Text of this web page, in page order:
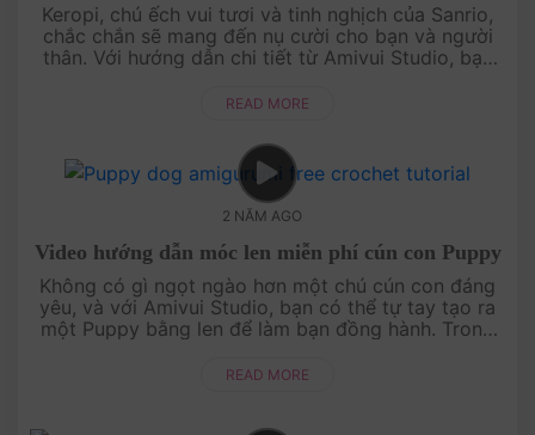
Keropi, chú ếch vui tươi và tinh nghịch của Sanrio,
chắc chắn sẽ mang đến nụ cười cho bạn và người
thân. Với hướng dẫn chi tiết từ Amivui Studio, bạn
nhân vật đầy sức số....
READ MORE
2 NĂM AGO
Video hướng dẫn móc len miễn phí cún con Puppy
Không có gì ngọt ngào hơn một chú cún con đáng
yêu, và với Amivui Studio, bạn có thể tự tay tạo ra
một Puppy bằng len để làm bạn đồng hành. Trong
bạn từng bước, từ vi....
READ MORE